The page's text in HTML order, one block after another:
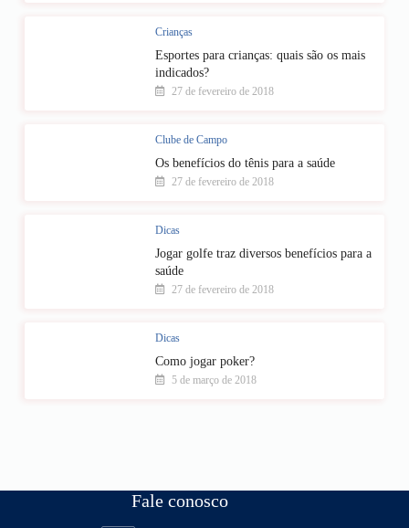
Crianças
Esportes para crianças: quais são os mais
indicados?
27 de fevereiro de 2018
Clube de Campo
Os benefícios do tênis para a saúde
27 de fevereiro de 2018
Dicas
Jogar golfe traz diversos benefícios para a
saúde
27 de fevereiro de 2018
Dicas
Como jogar poker?
5 de março de 2018
Fale conosco